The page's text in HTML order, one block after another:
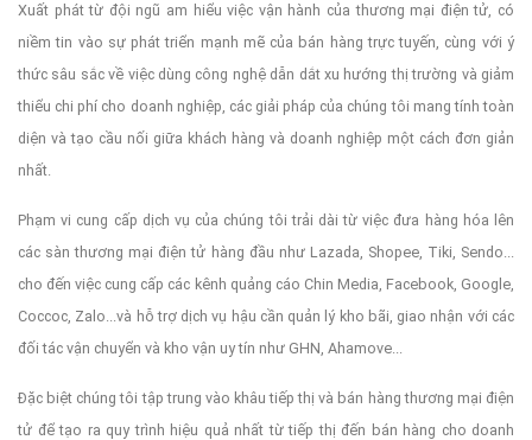
Xuất phát từ đội ngũ am hiểu việc vận hành của thương mại điện tử, có
niềm tin vào sự phát triển mạnh mẽ của bán hàng trực tuyến, cùng với ý
thức sâu sắc về việc dùng công nghệ dẫn dắt xu hướng thị trường và giảm
thiểu chi phí cho doanh nghiệp, các giải pháp của chúng tôi mang tính toàn
diện và tạo cầu nối giữa khách hàng và doanh nghiệp một cách đơn giản
nhất.
Phạm vi cung cấp dịch vụ của chúng tôi trải dài từ việc đưa hàng hóa lên
các sàn thương mại điện tử hàng đầu như Lazada, Shopee, Tiki, Sendo...
cho đến việc cung cấp các kênh quảng cáo Chin Media, Facebook, Google,
Coccoc, Zalo...và hỗ trợ dịch vụ hậu cần quản lý kho bãi, giao nhận với các
đối tác vận chuyển và kho vận uy tín như GHN, Ahamove...
Đặc biệt chúng tôi tập trung vào khâu tiếp thị và bán hàng thương mại điện
tử để tạo ra quy trình hiệu quả nhất từ tiếp thị đến bán hàng cho doanh